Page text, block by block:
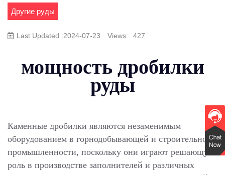
Другие руды
Last Updated :2024-07-23 Views: 427
мощность дробилки
руды
Каменные дробилки являются незаменимым
оборудованием в горнодобывающей и строительной
промышленности, поскольку они играют решающую
роль в производстве заполнителей и различных